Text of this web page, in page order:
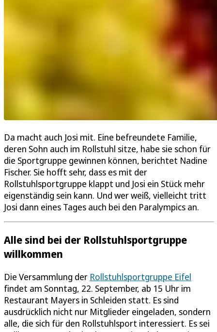
Da macht auch Josi mit. Eine befreundete Familie,
deren Sohn auch im Rollstuhl sitze, habe sie schon für
die Sportgruppe gewinnen können, berichtet Nadine
Fischer. Sie hofft sehr, dass es mit der
Rollstuhlsportgruppe klappt und Josi ein Stück mehr
eigenständig sein kann. Und wer weiß, vielleicht tritt
Josi dann eines Tages auch bei den Paralympics an.
Alle sind bei der Rollstuhlsportgruppe
willkommen
Die Versammlung der Rollstuhlsportgruppe Eifel
findet am Sonntag, 22. September, ab 15 Uhr im
Restaurant Mayers in Schleiden statt. Es sind
ausdrücklich nicht nur Mitglieder eingeladen, sondern
alle, die sich für den Rollstuhlsport interessiert. Es sei